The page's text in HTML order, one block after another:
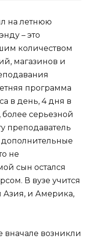
на летнюю
– это
количеством
магазинов и
программа
в день, 4 дня в
более серьезной
преподаватель
дополнительные
не
сын остался
В вузе учится
Азия, и Америка,
возникли